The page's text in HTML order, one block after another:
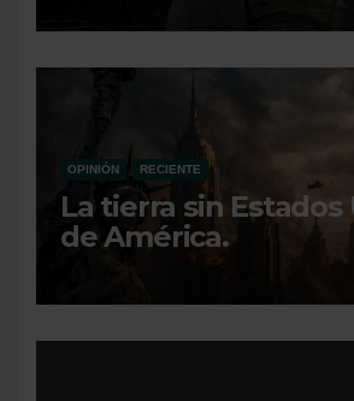
OPINIÓN RECIENTE
La tierra sin Estados
de América.